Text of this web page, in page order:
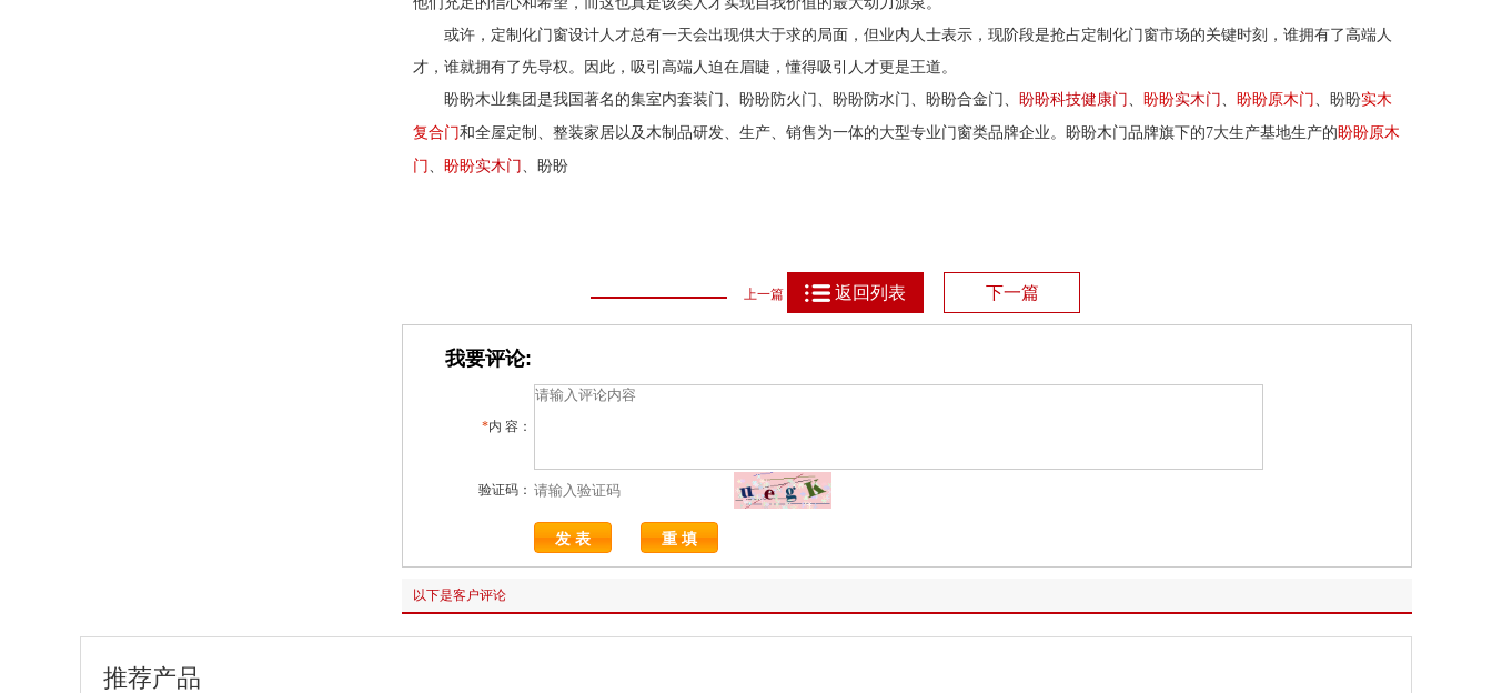
或许，定制化门窗设计人才总有一天会出现供大于求的局面，但业内人士表示，现阶段是抢占定制化门窗市场的关键时刻，谁拥有了高端人
才，谁就拥有了先导权。因此，吸引高端人迫在眉睫，懂得吸引人才更是王道。
盼盼木业集团是我国著名的集室内套装门、盼盼防火门、盼盼防水门、盼盼合金门、 盼盼科技健康门 、 盼盼实木门、 盼盼原木门 、盼盼实木
复合门和全屋定制、整装家居以及木制品研发、生产、销售为一体的大型专业门窗类品牌企业。盼盼木门品牌旗下的7大生产基地生产的盼盼原木
门 、 盼盼实木门、盼盼
上一篇 返回列表 下一篇
我要评论:
*内 容：
验证码：
以下是客户评论
推荐产品